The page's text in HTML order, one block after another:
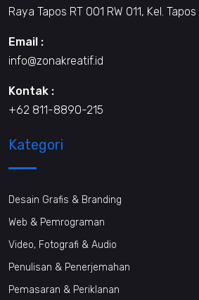
Raya Tapos RT 001 RW 011, Kel.
Email :
info@zonakreatif.id
Kontak :
+62 811-8890-215
Kategori
Desain Grafis & Branding
Web & Pemrograman
Video, Fotografi & Audio
Penulisan & Penerjemahan
Pemasaran & Periklanan